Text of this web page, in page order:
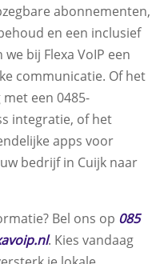
abonnementen,
en een inclusief
bij Flexa VoIP een
communicatie. Of het
een 0485-
integratie, of het
apps voor
bedrijf in Cuijk naar
Bel ons op 085
. Kies vandaag